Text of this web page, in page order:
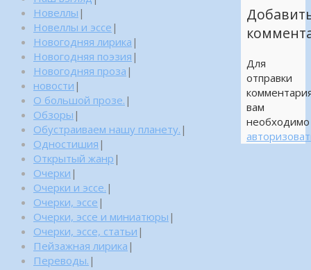
Для
отправки
вам
необходимо
Новеллы |
Новеллы и эссе |
Новогодняя лирика |
Новогодняя поэзия |
Новогодняя проза |
новости |
О большой прозе. |
Обзоры |
Обустраиваем нашу планету. |
Одностишия |
Открытый жанр |
Очерки |
Очерки и эссе. |
Очерки, эссе |
Очерки, эссе и миниатюры |
Очерки, эссе, статьи |
Пейзажная лирика |
Переводы. |